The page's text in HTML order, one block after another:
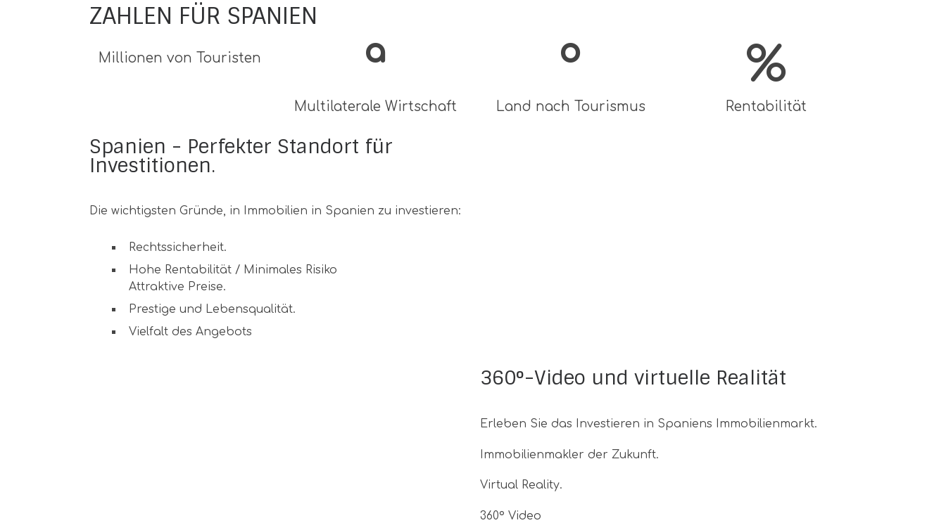
ZAHLEN FÜR SPANIEN
Millionen von Touristen
Multilaterale Wirtschaft
ª
Land nach Tourismus
º
Rentabilität
%
Spanien - Perfekter Standort für
Investitionen.
Die wichtigsten Gründe, in Immobilien in Spanien zu investieren:
Rechtssicherheit.
Hohe Rentabilität / Minimales Risiko
Attraktive Preise.
Prestige und Lebensqualität.
Vielfalt des Angebots
360°-Video und virtuelle Realität
Erleben Sie das Investieren in Spaniens Immobilienmarkt.
Immobilienmakler der Zukunft.
Virtual Reality.
360º Video